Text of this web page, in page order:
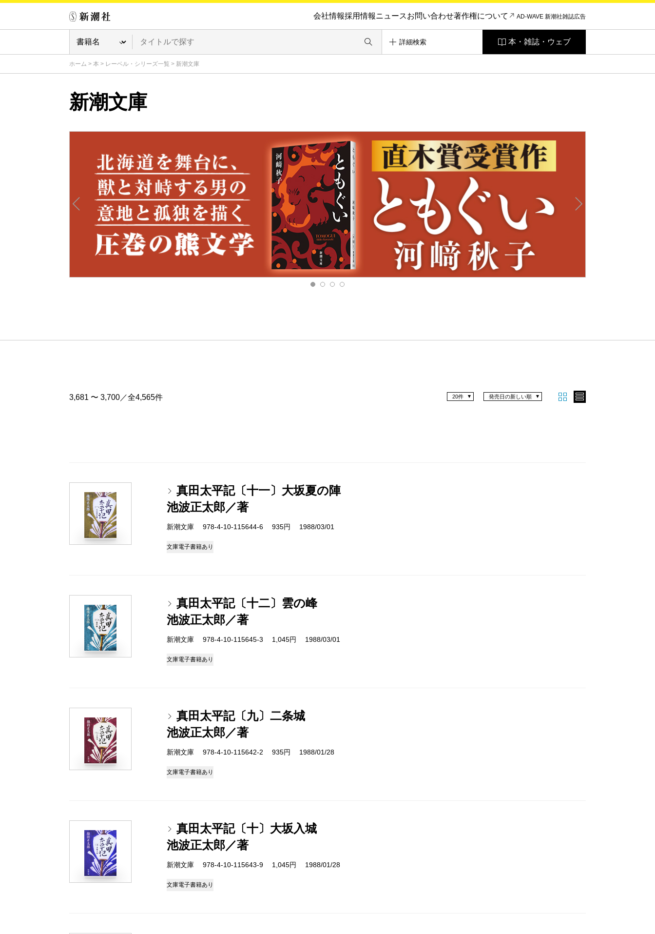
会社情報採用情報ニュースお問い合わせ著作権について AD-WAVE 新潮社雑誌広告
詳細検索 本・雑誌・ウェブ
ホーム > 本 > レーベル・シリーズ一覧 > 新潮文庫
新潮文庫
3,681 〜 3,700／全4,565件 発売日の新しい順
20件
真田太平記〔十一〕大坂夏の陣
池波正太郎／著
新潮文庫 978-4-10-115644-6 935円 1988/03/01
文庫電子書籍あり
真田太平記〔十二〕雲の峰
池波正太郎／著
新潮文庫 978-4-10-115645-3 1,045円 1988/03/01
文庫電子書籍あり
真田太平記〔九〕二条城
池波正太郎／著
新潮文庫 978-4-10-115642-2 935円 1988/01/28
文庫電子書籍あり
真田太平記〔十〕大坂入城
池波正太郎／著
新潮文庫 978-4-10-115643-9 1,045円 1988/01/28
文庫電子書籍あり